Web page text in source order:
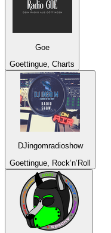
Goe
Goettingue, Charts
DJingomradioshow
Goettingue, Rock’n’Roll